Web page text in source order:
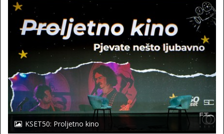
KSET50: Proljetno kino